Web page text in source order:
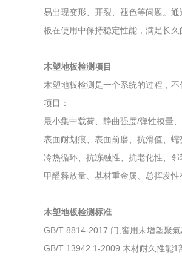
易出现变形、开裂、褪色等问题。
板在使用中保持稳定性能，满足长久
木塑地板检测项目
木塑地板检测是一个系统的过程，
项目：
最小集中载荷、静曲强度/弹性模量
表面耐划痕、表面前磨、抗滑值、
冷热循环、抗冻融性、抗老化性、邻
甲醛释放量、基材重金属、总挥发
木塑地板检测标准
GB/T 8814-2017 门,窗用未增塑聚
GB/T 13942.1-2009 木材耐久性能1